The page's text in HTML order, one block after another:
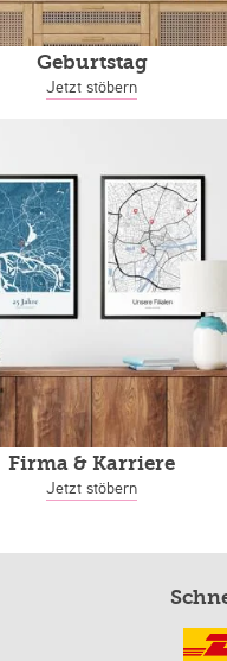
Geburtstag
Jetzt stöbern
Firma & Karriere
Jetzt stöbern